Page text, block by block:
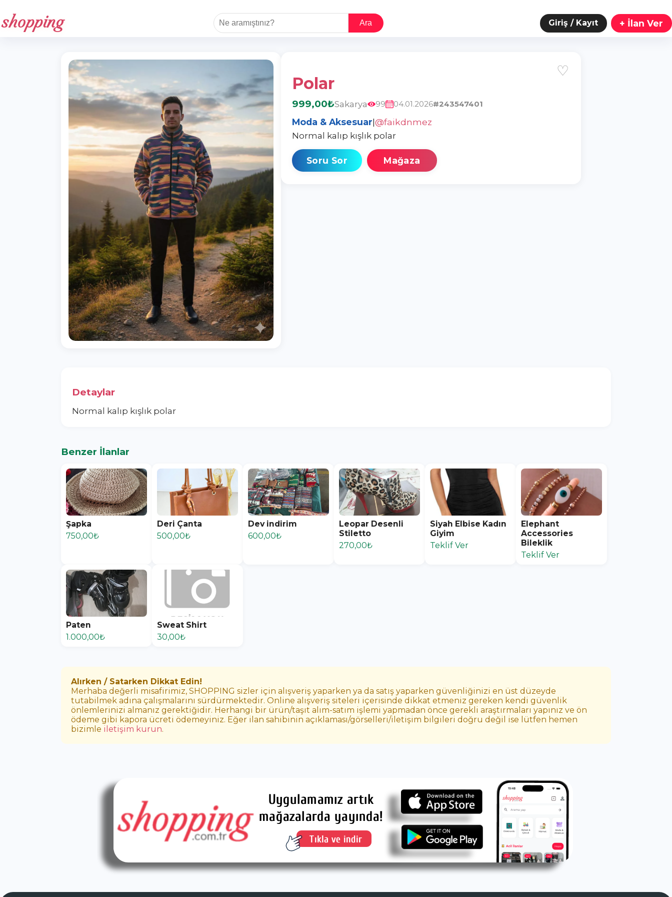
shopping Ara Giriş / Kayıt + İlan Ver
Polar
♡
999,00₺Sakarya 99 04.01.2026#243547401
Moda & Aksesuar|@faikdnmez
Normal kalıp kışlık polar
Soru Sor Mağaza
Detaylar
Normal kalıp kışlık polar
Benzer İlanlar
Şapka
750,00₺
Deri Çanta
500,00₺
Dev indirim
600,00₺
Leopar Desenli
Stiletto
270,00₺
Siyah Elbise Kadın
Giyim
Teklif Ver
Elephant
Accessories
Bileklik
Teklif Ver
Paten
1.000,00₺
Sweat Shirt
30,00₺
Alırken / Satarken Dikkat Edin!
Merhaba değerli misafirimiz, SHOPPING sizler için alışveriş yaparken ya da satış yaparken güvenliğinizi en üst düzeyde
tutabilmek adına çalışmalarını sürdürmektedir. Online alışveriş siteleri içerisinde dikkat etmeniz gereken kendi güvenlik
önlemlerinizi almanız gerektiğidir. Herhangi bir ürün/taşıt alım-satım işlemi yapmadan önce gerekli araştırmaları yapınız ve ön
ödeme gibi kapora ücreti ödemeyiniz. Eğer ilan sahibinin açıklaması/görselleri/iletişim bilgileri doğru değil ise lütfen hemen
bizimle iletişim kurun.